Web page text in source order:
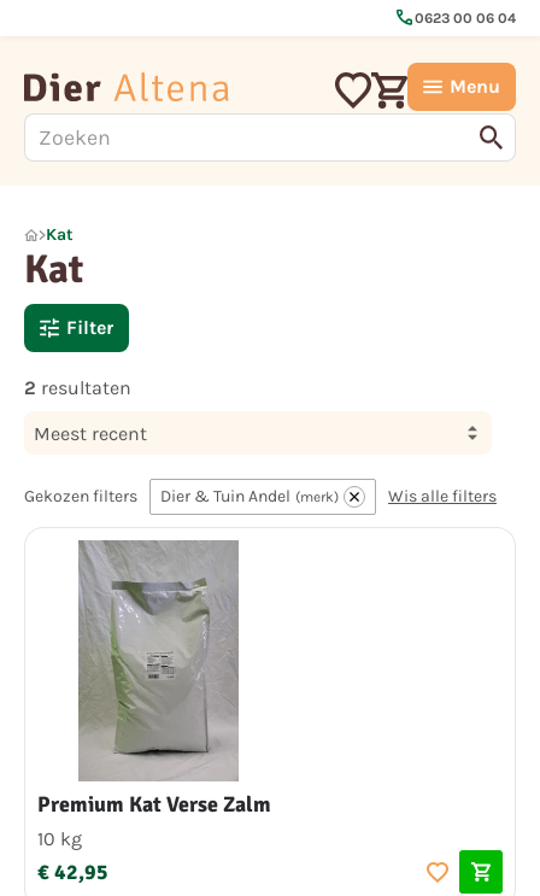
call0623 00 06 04
Menu
Kat
Kat
Filter
2 resultaten
Meest recent
Gekozen filters Dier & Tuin Andel merk Wis alle filters
Premium Kat Verse Zalm
10 kg
€ 42,95